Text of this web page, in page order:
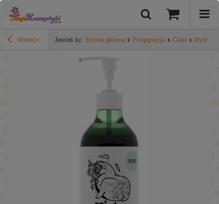
Wstecz Jesteś tu: Strona główna Pielęgnacja Ciało Mydła